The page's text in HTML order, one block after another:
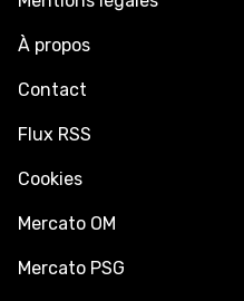
À propos
Contact
Flux RSS
Cookies
Mercato OM
Mercato PSG